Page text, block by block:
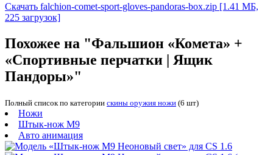
Скачать falchion-comet-sport-gloves-pandoras-box.zip [1.41 МБ,
225 загрузок]
Похожее на "Фальшион «Комета» +
«Спортивные перчатки | Ящик
Пандоры»"
Полный список по категории скины оружия ножи (6 шт)
Ножи
Штык-нож М9
Авто анимация